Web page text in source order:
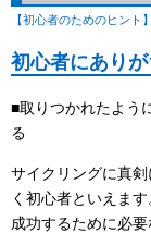
【初心者のためのヒント】
初心者にあり
■取りつかれたよう
る
サイクリングに真
く初心者といえま
成功するために必